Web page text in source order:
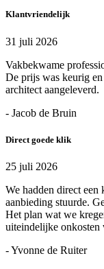
Klantvriendelijk
31 juli 2026
Vakbekwame
De prijs was keurig
architect aangeleverd.
- Jacob de Bruin
Direct goede klik
25 juli 2026
We hadden direct een
aanbieding stuurde.
Het plan wat we
uiteindelijke onkosten
- Yvonne de Ruiter